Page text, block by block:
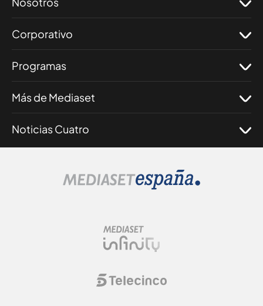
Corporativo
Programas
Más de Mediaset
Noticias Cuatro